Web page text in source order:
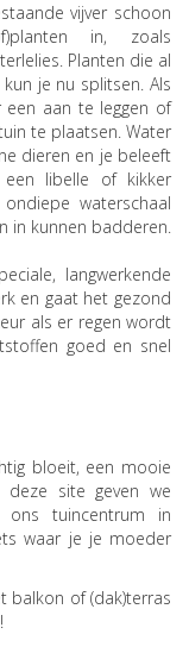
vijver schoon
in, zoals
Planten die al
je nu splitsen. Als
aan te leggen of
te plaatsen. Water
dieren en je beleeft
libelle of kikker
waterschaal
in kunnen badderen.
langwerkende
en gaat het gezond
als er regen wordt
goed en snel
bloeit, een mooie
site geven we
ons tuincentrum in
waar je je moeder
balkon of (dak)terras